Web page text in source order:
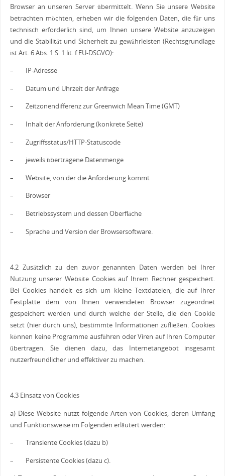
Browser an unseren Server übermittelt. Wenn Sie unsere Website
betrachten möchten, erheben wir die folgenden Daten, die für uns
technisch erforderlich sind, um Ihnen unsere Website anzuzeigen
und die Stabilität und Sicherheit zu gewährleisten (Rechtsgrundlage
ist Art. 6 Abs. 1 S. 1 lit. f EU-DSGVO):
– IP-Adresse
– Datum und Uhrzeit der Anfrage
– Zeitzonendifferenz zur Greenwich Mean Time (GMT)
– Inhalt der Anforderung (konkrete Seite)
– Zugriffsstatus/HTTP-Statuscode
– jeweils übertragene Datenmenge
– Website, von der die Anforderung kommt
– Browser
– Betriebssystem und dessen Oberfläche
– Sprache und Version der Browsersoftware.
4.2 Zusätzlich zu den zuvor genannten Daten werden bei Ihrer
Nutzung unserer Website Cookies auf Ihrem Rechner gespeichert.
Bei Cookies handelt es sich um kleine Textdateien, die auf Ihrer
Festplatte dem von Ihnen verwendeten Browser zugeordnet
gespeichert werden und durch welche der Stelle, die den Cookie
setzt (hier durch uns), bestimmte Informationen zufließen. Cookies
können keine Programme ausführen oder Viren auf Ihren Computer
übertragen. Sie dienen dazu, das Internetangebot insgesamt
nutzerfreundlicher und effektiver zu machen.
4.3 Einsatz von Cookies
a) Diese Website nutzt folgende Arten von Cookies, deren Umfang
und Funktionsweise im Folgenden erläutert werden:
– Transiente Cookies (dazu b)
– Persistente Cookies (dazu c).